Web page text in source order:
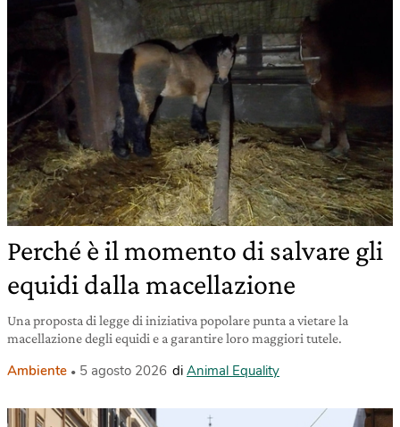
Perché è il momento di salvare gli
equidi dalla macellazione
Una proposta di legge di iniziativa popolare punta a vietare la
macellazione degli equidi e a garantire loro maggiori tutele.
Ambiente 5 agosto 2026 di Animal Equality